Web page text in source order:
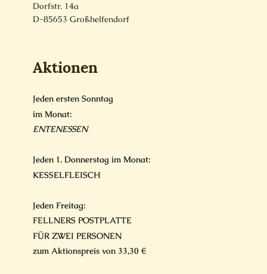
Dorfstr. 14a
D-85653 Großhelfendorf
Aktionen
Jeden ersten Sonntag
im Monat:
ENTENESSEN
Jeden 1. Donnerstag im Monat:
KESSELFLEISCH
Jeden Freitag:
FELLNERS POSTPLATTE
FÜR ZWEI PERSONEN
zum Aktionspreis von 33,30 €